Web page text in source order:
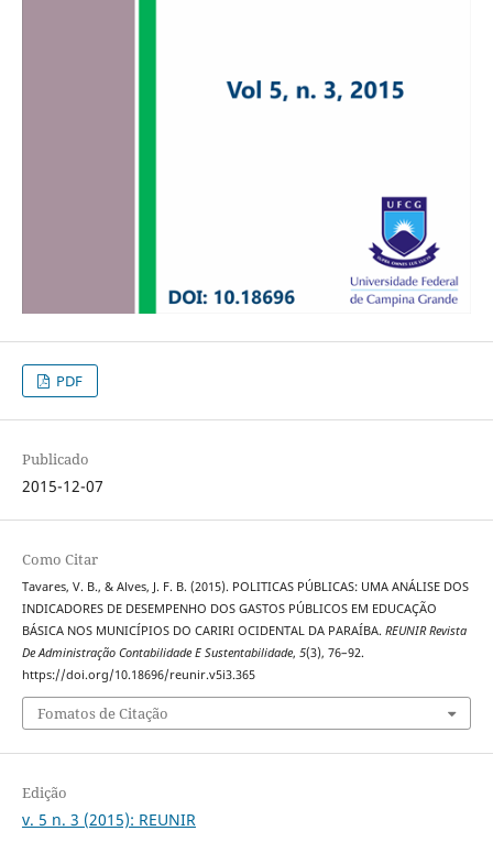
PDF
Publicado
2015-12-07
Como Citar
Tavares, V. B., & Alves, J. F. B. (2015). POLITICAS PÚBLICAS: UMA ANÁLISE DOS
INDICADORES DE DESEMPENHO DOS GASTOS PÚBLICOS EM EDUCAÇÃO
BÁSICA NOS MUNICÍPIOS DO CARIRI OCIDENTAL DA PARAÍBA. REUNIR Revista
De Administração Contabilidade E Sustentabilidade, 5(3), 76–92.
https://doi.org/10.18696/reunir.v5i3.365
Fomatos de Citação
Edição
v. 5 n. 3 (2015): REUNIR